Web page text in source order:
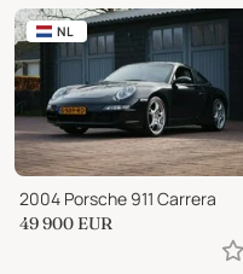
NL
2004 Porsche 911 Carrera
49 900 EUR